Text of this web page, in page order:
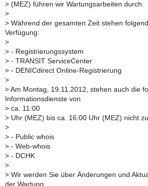
> (MEZ) führen wir Wartungsarbeiten durch.
>
> Während der gesamten Zeit stehen
Verfügung:
>
> - Registrierungssystem
> - TRANSIT ServiceCenter
> - DENICdirect Online-Registrierung
>
> Am Montag, 19.11.2012, stehen auch die
Informationsdienste von
> ca. 11:00
> Uhr (MEZ) bis ca. 16:00 Uhr (MEZ) nicht
>
> - Public whois
> - Web-whois
> - DCHK
>
> Wir werden Sie über Änderungen und
der Wartung